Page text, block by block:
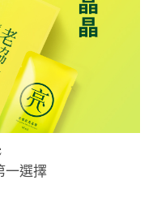
一選擇